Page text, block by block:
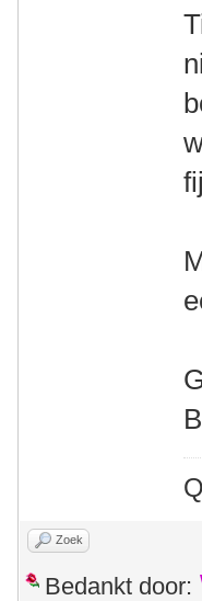
Zoek
Bedankt door: